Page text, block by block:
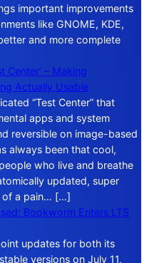
important improvements
like GNOME, KDE,
and more complete
Center’ – Making
Actually Usable
“Test Center” that
apps and system
reversible on image-based
always been that cool,
who live and breathe
updated, super
of a pain… […]
Bookworm Enters LTS
updates for both its
versions on July 11,